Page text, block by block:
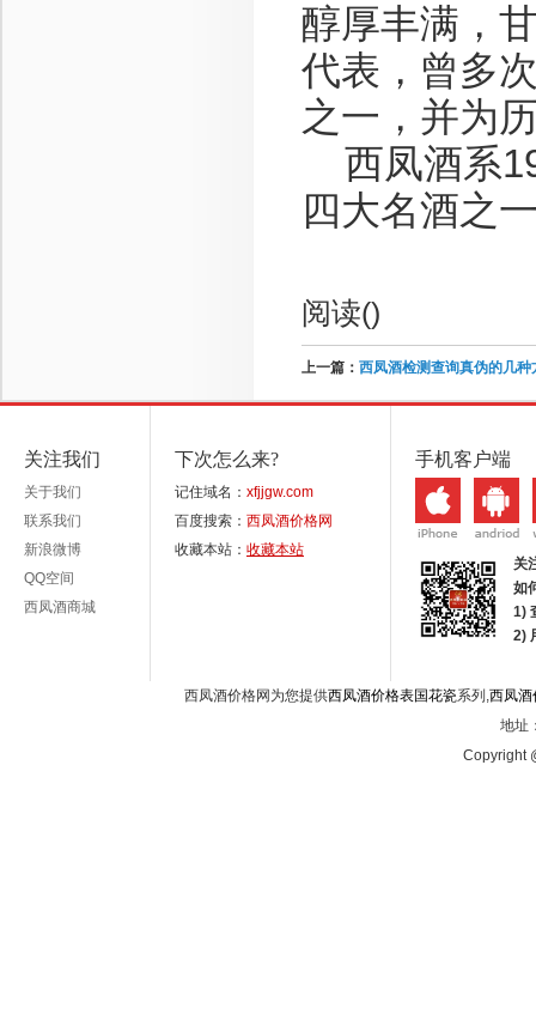
醇厚丰满，
代表，曾多
之一，并为
西凤酒系
四大名酒之
阅读()
上一篇： 西凤酒检测查询真伪的几
关注我们
关于我们
联系我们
新浪微博
QQ空间
西凤酒商城
下次怎么来?
记住域名： xfjjgw.com
百度搜索： 西凤酒价格网
收藏本站： 收藏本站
手机客户端
关
如
1)
2)
西凤酒价格网为您提供西凤酒价格表国花瓷系列,西凤酒
地址
Copyright